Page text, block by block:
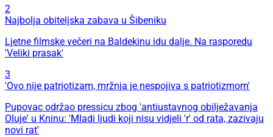
2
Najbolja obiteljska zabava u Šibeniku
Ljetne filmske večeri na Baldekinu idu dalje. Na rasporedu
'Veliki prasak'
3
'Ovo nije patriotizam, mržnja je nespojiva s patriotizmom'
Pupovac održao pressicu zbog 'antiustavnog obilježavanja
Oluje' u Kninu: 'Mladi ljudi koji nisu vidjeli 'r' od rata, zazivaju
novi rat'